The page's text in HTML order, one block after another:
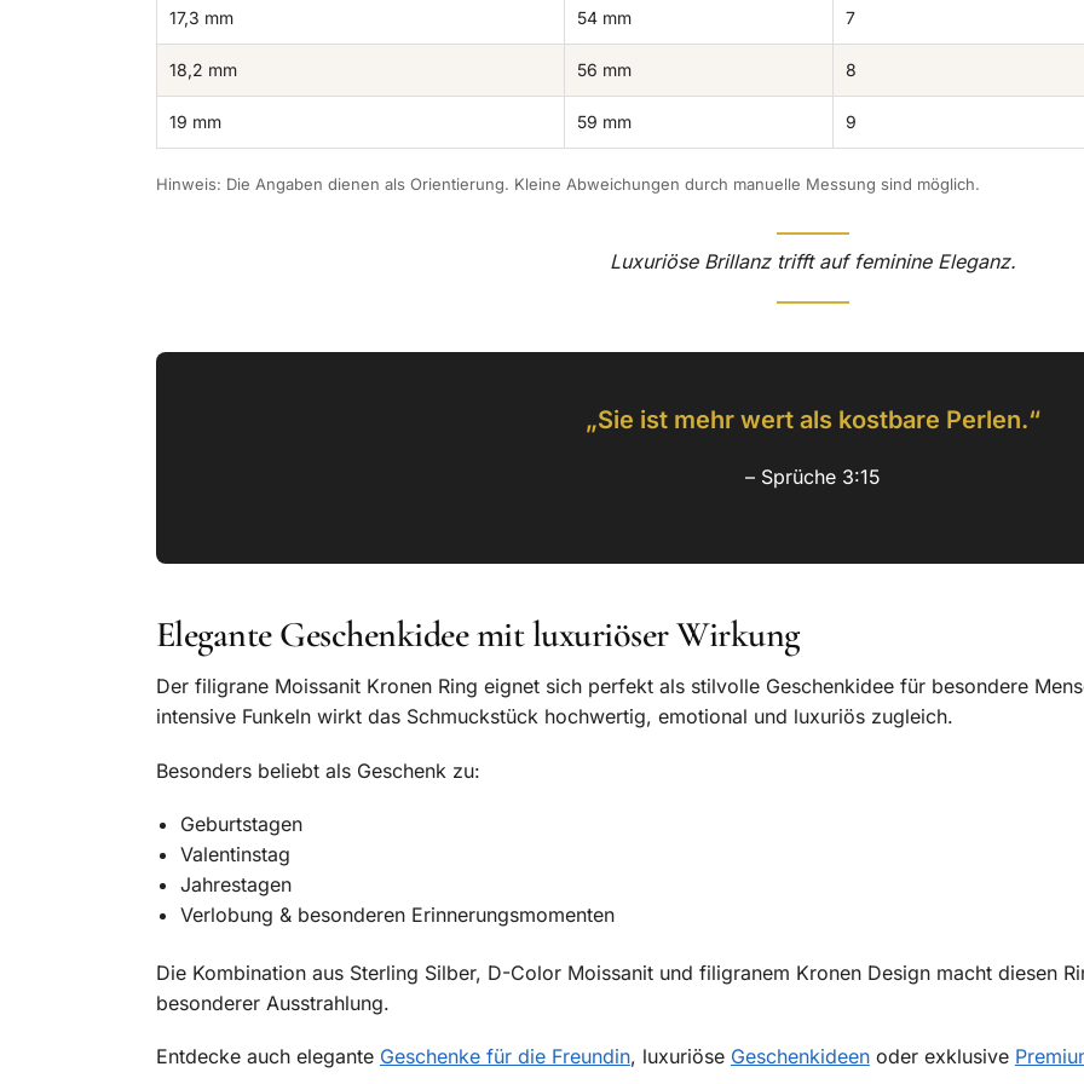
17,3 mm 54 mm 7
18,2 mm 56 mm 8
19 mm 59 mm 9
Hinweis: Die Angaben dienen als Orientierung. Kleine Abweichungen durch manuelle Messung sind möglich.
Luxuriöse Brillanz trifft auf feminine Eleganz.
„Sie ist mehr wert als kostbare Perlen.“
– Sprüche 3:15
Elegante Geschenkidee mit luxuriöser Wirkung
Der filigrane Moissanit Kronen Ring eignet sich perfekt als stilvolle Geschenkidee für besondere
intensive Funkeln wirkt das Schmuckstück hochwertig, emotional und luxuriös zugleich.
Besonders beliebt als Geschenk zu:
Geburtstagen
Valentinstag
Jahrestagen
Verlobung & besonderen Erinnerungsmomenten
Die Kombination aus Sterling Silber, D-Color Moissanit und filigranem Kronen Design macht diesen
besonderer Ausstrahlung.
Entdecke auch elegante Geschenke für die Freundin, luxuriöse Geschenkideenoder exklusive